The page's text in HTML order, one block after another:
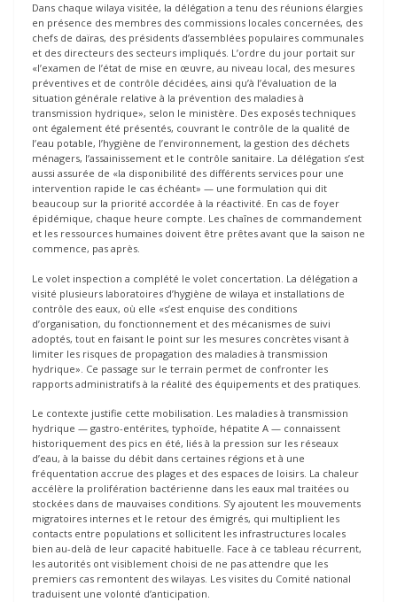
Dans chaque wilaya visitée, la délégation a tenu des réunions élargies
en présence des membres des commissions locales concernées, des
chefs de daïras, des présidents d’assemblées populaires communales
et des directeurs des secteurs impliqués. L’ordre du jour portait sur
«l’examen de l’état de mise en œuvre, au niveau local, des mesures
préventives et de contrôle décidées, ainsi qu’à l’évaluation de la
situation générale relative à la prévention des maladies à
transmission hydrique», selon le ministère. Des exposés techniques
ont également été présentés, couvrant le contrôle de la qualité de
l’eau potable, l’hygiène de l’environnement, la gestion des déchets
ménagers, l’assainissement et le contrôle sanitaire. La délégation s’est
aussi assurée de «la disponibilité des différents services pour une
intervention rapide le cas échéant» — une formulation qui dit
beaucoup sur la priorité accordée à la réactivité. En cas de foyer
épidémique, chaque heure compte. Les chaînes de commandement
et les ressources humaines doivent être prêtes avant que la saison ne
commence, pas après.
Le volet inspection a complété le volet concertation. La délégation a
visité plusieurs laboratoires d’hygiène de wilaya et installations de
contrôle des eaux, où elle «s’est enquise des conditions
d’organisation, du fonctionnement et des mécanismes de suivi
adoptés, tout en faisant le point sur les mesures concrètes visant à
limiter les risques de propagation des maladies à transmission
hydrique». Ce passage sur le terrain permet de confronter les
rapports administratifs à la réalité des équipements et des pratiques.
Le contexte justifie cette mobilisation. Les maladies à transmission
hydrique — gastro-entérites, typhoïde, hépatite A — connaissent
historiquement des pics en été, liés à la pression sur les réseaux
d’eau, à la baisse du débit dans certaines régions et à une
fréquentation accrue des plages et des espaces de loisirs. La chaleur
accélère la prolifération bactérienne dans les eaux mal traitées ou
stockées dans de mauvaises conditions. S’y ajoutent les mouvements
migratoires internes et le retour des émigrés, qui multiplient les
contacts entre populations et sollicitent les infrastructures locales
bien au-delà de leur capacité habituelle. Face à ce tableau récurrent,
les autorités ont visiblement choisi de ne pas attendre que les
premiers cas remontent des wilayas. Les visites du Comité national
traduisent une volonté d’anticipation.